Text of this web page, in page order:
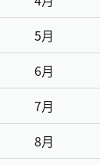
5月
6月
7月
8月